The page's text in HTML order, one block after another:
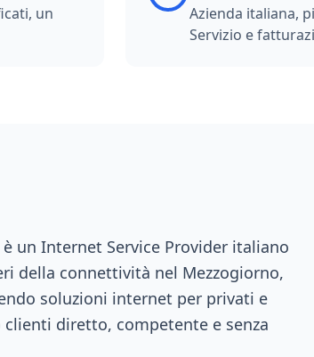
un
Azienda italiana,
Servizio e
un Internet Service Provider italiano
della connettività nel Mezzogiorno,
soluzioni internet per privati e
clienti diretto, competente e senza